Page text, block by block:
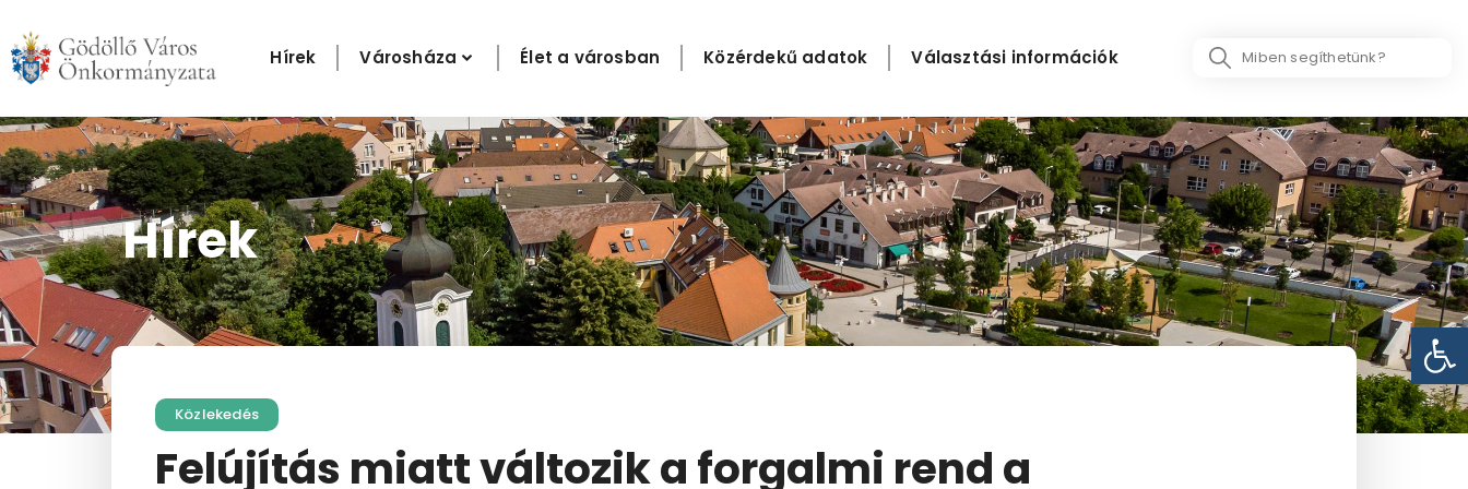
content
Hírek Városháza Élet a városban Közérdekű adatok Választási információk
Search
Hírek
Közlekedés
Felújítás miatt változik a forgalmi rend a